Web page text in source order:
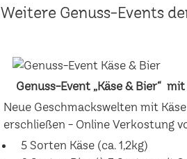
Weitere Genuss-Events
Genuss-Event „Käse & Bier“
Neue Geschmackswelten mit
erschließen - Online Verkostung
5 Sorten Käse (ca. 1,2kg)